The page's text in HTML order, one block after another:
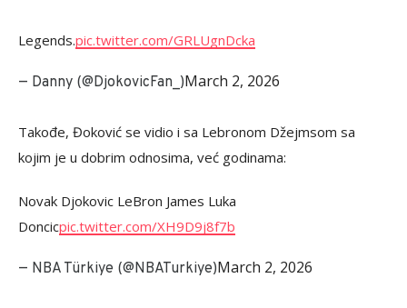
Legends.pic.twitter.com/GRLUgnDcka
— Danny (@DjokovicFan_)March 2, 2026
Takođe, Đoković se vidio i sa Lebronom Džejmsom sa
kojim je u dobrim odnosima, već godinama:
Novak Djokovic LeBron James Luka
Doncicpic.twitter.com/XH9D9j8f7b
— NBA Türkiye (@NBATurkiye)March 2, 2026